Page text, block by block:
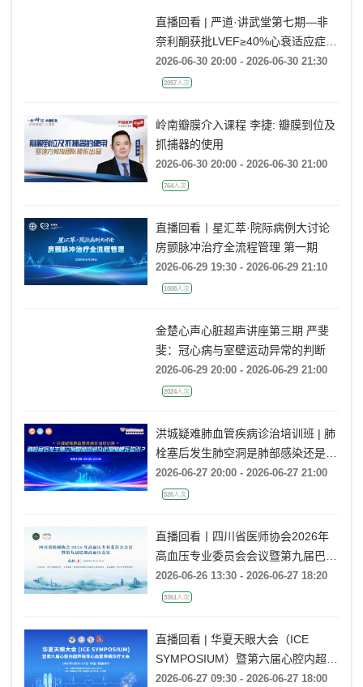
直播回看 | 严道·讲武堂第七期—非
奈利酮获批LVEF≥40%心衰适应症，
临床到底怎么用？
2026-06-30 20:00 - 2026-06-30 21:30
2057人次
岭南瓣膜介入课程 李捷: 瓣膜到位及
抓捕器的使用
2026-06-30 20:00 - 2026-06-30 21:00
764人次
直播回看丨星汇萃·院际病例大讨论
房颤脉冲治疗全流程管理 第一期
2026-06-29 19:30 - 2026-06-29 21:10
1008人次
金楚心声心脏超声讲座第三期 严斐
斐：冠心病与室壁运动异常的判断
2026-06-29 20:00 - 2026-06-29 21:00
2024人次
洪城疑难肺血管疾病诊治培训班 | 肺
栓塞后发生肺空洞是肺部感染还是肺
梗死鉴别？
2026-06-27 20:00 - 2026-06-27 21:00
526人次
直播回看丨四川省医师协会2026年
高血压专业委员会会议暨第九届巴蜀
高血压会议
2026-06-26 13:30 - 2026-06-27 18:20
3361人次
直播回看 | 华夏天眼大会（ICE
SYMPOSIUM）暨第六届心腔内超声
指导心血管疾病诊疗大会
2026-06-27 09:30 - 2026-06-27 18:00